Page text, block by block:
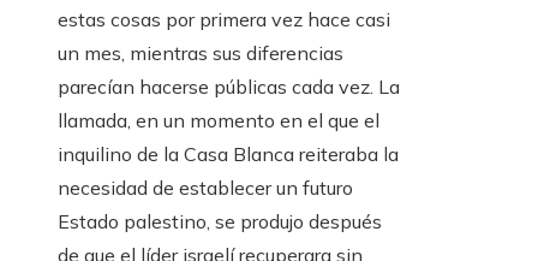
estas cosas por primera vez hace casi
un mes, mientras sus diferencias
parecían hacerse públicas cada vez. La
llamada, en un momento en el que el
inquilino de la Casa Blanca reiteraba la
necesidad de establecer un futuro
Estado palestino, se produjo después
de que el líder israelí recuperara sin